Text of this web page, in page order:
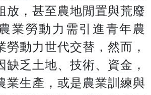
放，甚至農地閒置與荒廢
業勞動力需引進青年農
勞動力世代交替，然而，
缺乏土地、技術、資金，
業生產，或是農業訓練與